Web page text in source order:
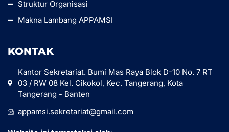
Struktur Organisasi
Makna Lambang APPAMSI
KONTAK
Kantor Sekretariat. Bumi Mas Raya Blok D-10 No. 7 RT
03 / RW 08 Kel. Cikokol, Kec. Tangerang, Kota
Tangerang - Banten
appamsi.sekretariat@gmail.com